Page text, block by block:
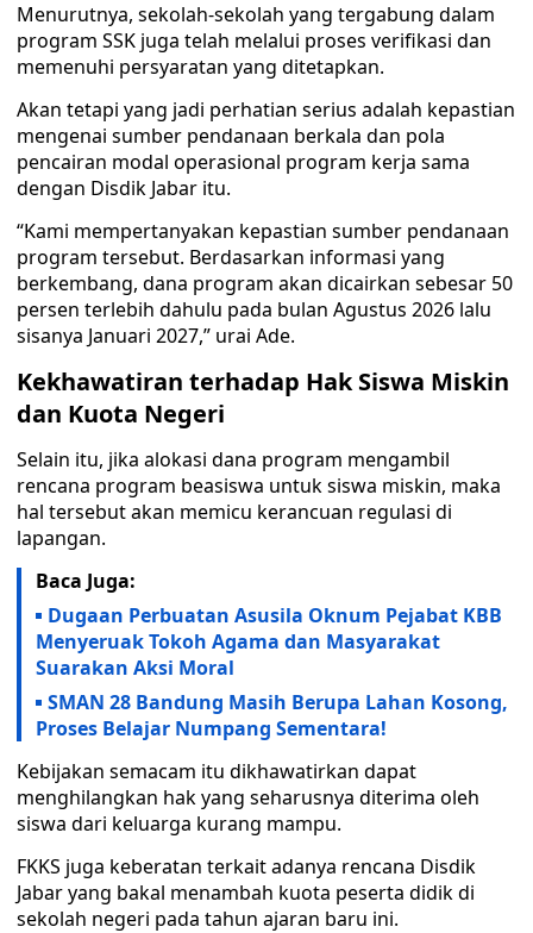
Menurutnya, sekolah-sekolah yang tergabung dalam
program SSK juga telah melalui proses verifikasi dan
memenuhi persyaratan yang ditetapkan.
Akan tetapi yang jadi perhatian serius adalah kepastian
mengenai sumber pendanaan berkala dan pola
pencairan modal operasional program kerja sama
dengan Disdik Jabar itu.
“Kami mempertanyakan kepastian sumber pendanaan
program tersebut. Berdasarkan informasi yang
berkembang, dana program akan dicairkan sebesar 50
persen terlebih dahulu pada bulan Agustus 2026 lalu
sisanya Januari 2027,” urai Ade.
Kekhawatiran terhadap Hak Siswa Miskin
dan Kuota Negeri
Selain itu, jika alokasi dana program mengambil
rencana program beasiswa untuk siswa miskin, maka
hal tersebut akan memicu kerancuan regulasi di
lapangan.
Baca Juga:
Dugaan Perbuatan Asusila Oknum Pejabat KBB
Menyeruak Tokoh Agama dan Masyarakat
Suarakan Aksi Moral
SMAN 28 Bandung Masih Berupa Lahan Kosong,
Proses Belajar Numpang Sementara!
Kebijakan semacam itu dikhawatirkan dapat
menghilangkan hak yang seharusnya diterima oleh
siswa dari keluarga kurang mampu.
FKKS juga keberatan terkait adanya rencana Disdik
Jabar yang bakal menambah kuota peserta didik di
sekolah negeri pada tahun ajaran baru ini.